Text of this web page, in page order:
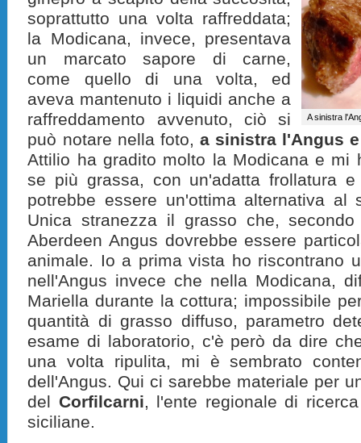
A sinistra
soprattutto una volta raffreddata;
la Modicana, invece, presentava
un marcato sapore di carne,
come quello di una volta, ed
aveva mantenuto i liquidi anche a
raffreddamento avvenuto, ciò si
può notare nella foto, a sinistra l'Angus
Attilio ha gradito molto la Modicana e mi
se più grassa, con un'adatta frollatura
potrebbe essere un'ottima alternativa al
Unica stranezza il grasso che,
Aberdeen Angus dovrebbe essere
animale. Io a prima vista ho riscontrano
nell'Angus invece che nella Modicana,
Mariella durante la cottura; impossibile
quantità di grasso diffuso, parametro
esame di laboratorio, c'è però da dire
una volta ripulita, mi è sembrato
dell'Angus. Qui ci sarebbe materiale per
del Corfilcarni, l'ente regionale di
siciliane.